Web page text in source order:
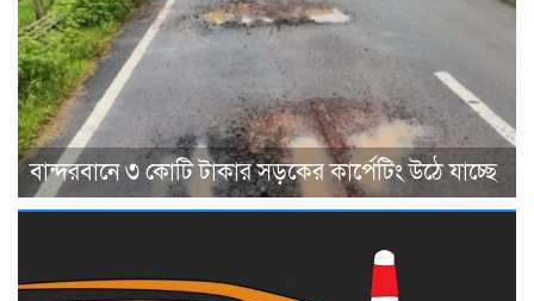
বান্দরবানে ৩ কোটি টাকার সড়কের কার্পেটিং উঠে যাচ্ছে